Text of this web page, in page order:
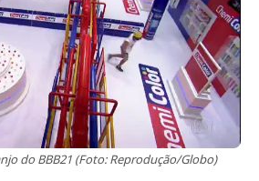
do BBB21 (Foto: Reprodução/Globo)